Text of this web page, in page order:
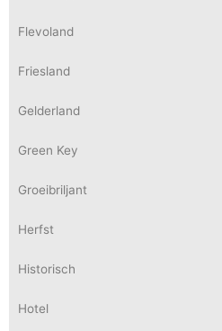
Flevoland
Friesland
Gelderland
Green Key
Groeibriljant
Herfst
Historisch
Hotel